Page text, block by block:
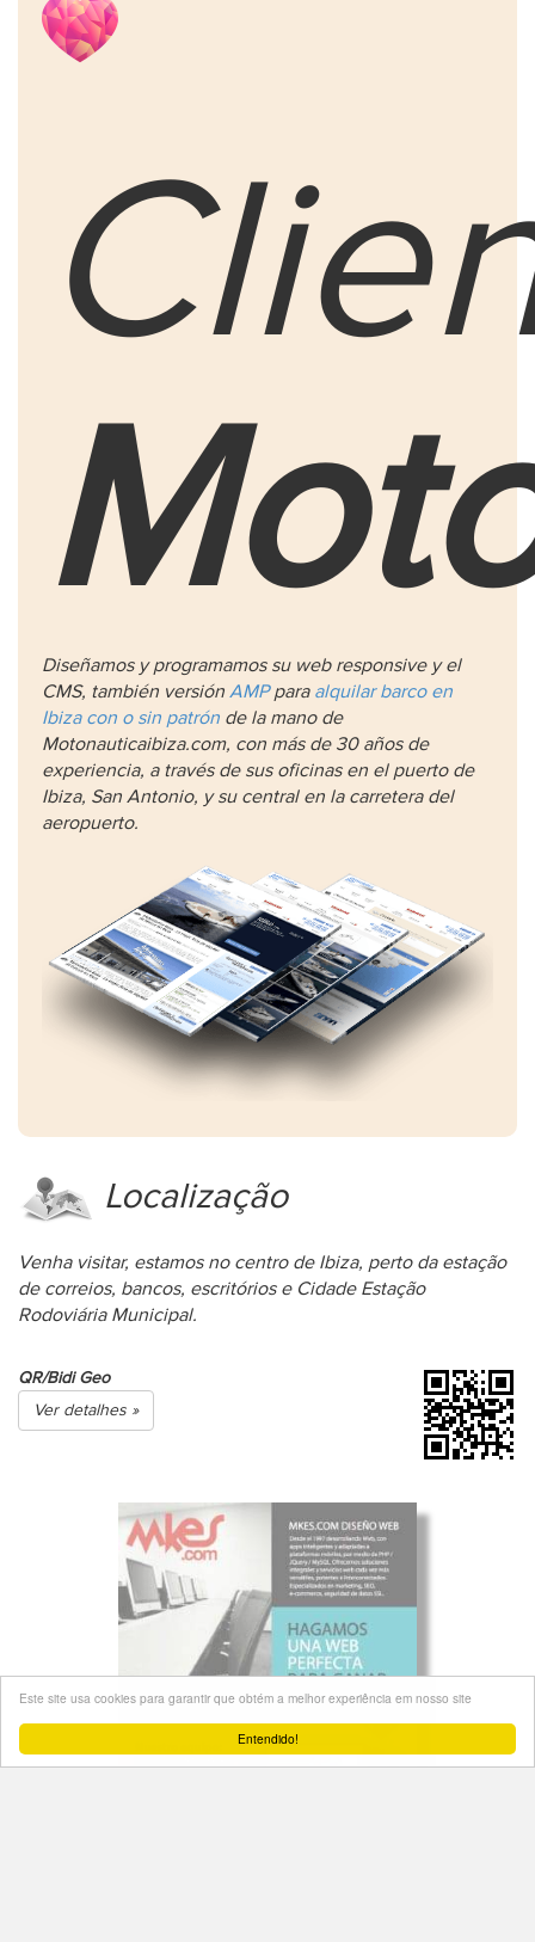
Entendido!
Este site usa cookies para garantir que obtém a melhor experiência em nosso site
Diseñamos y programamos su web responsive y el
CMS, también versión AMPpara alquilar barco en
Ibiza con o sin patrón de la mano de
Motonauticaibiza.com, con más de 30 años de
experiencia, a través de sus oficinas en el puerto de
Ibiza, San Antonio, y su central en la carretera del
aeropuerto.
Localização
Venha visitar, estamos no centro de Ibiza, perto da estação
de correios, bancos, escritórios e Cidade Estação
Rodoviária Municipal.
QR/Bidi Geo
Ver detalhes »